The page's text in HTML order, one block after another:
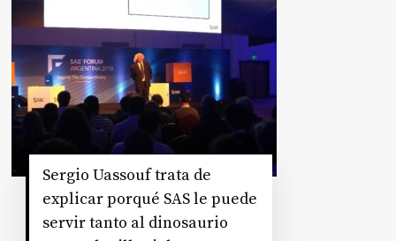
Sergio Uassouf trata de
explicar porqué SAS le puede
servir tanto al dinosaurio